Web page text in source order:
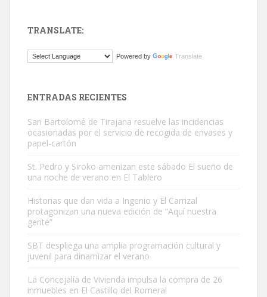
Este gato macho ha aparecido en la calle hace menos de un mes,
Busco adopción responsable para mi perra. Pastor alemán,
hembra, 4 años. Por motivos personales ...
Leales.org » Gran Canaria
TRANSLATE:
Powered by Translate
ENTRADAS RECIENTES
San Bartolomé de Tirajana resuelve las incidencias
ocasionadas por el servicio de recogida de envases y
papel-cartón
St. Pedro y Siroko amenizan este sábado El sueño de
una noche de verano en El Tablero
Historias que dan vida a Ingenio y El Carrizal
protagonizan una nueva edición de “Aquí nuestra
gente”
SBT despliega una amplia programación cultural y
juvenil para dinamizar el verano
La Concejalía de Vivienda impulsa la compra de 26
inmuebles en El Castillo del Romeral